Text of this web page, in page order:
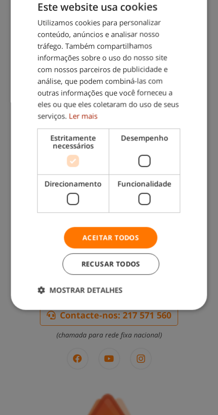
Franquias vs. empreendedorismo
tradicional: qual é a opção mais adequada
para si, tendo em conta o seu perfil?
Contacte-nos: 217 571 560
(chamada para rede fixa nacional)
Este website usa cookies
Utilizamos cookies para personalizar
conteúdo, anúncios e analisar nosso
tráfego. Também compartilhamos
informações sobre o uso do nosso site
com nossos parceiros de publicidade e
análise, que podem combiná-las com
outras informações que você forneceu a
eles ou que eles coletaram do uso de seus
serviços. Ler mais
Estritamente
necessários
Desempenho
Direcionamento Funcionalidade
ACEITAR TODOS
RECUSAR TODOS
MOSTRAR DETALHES